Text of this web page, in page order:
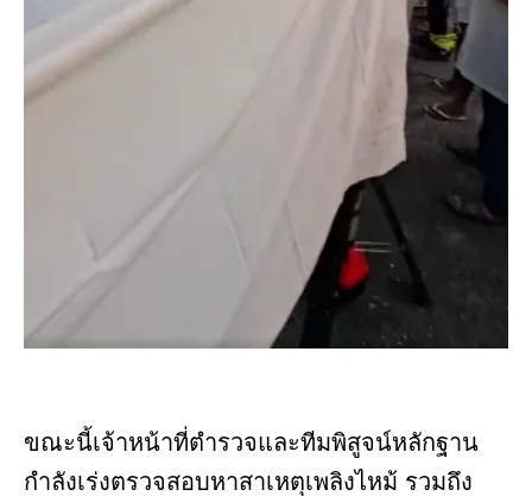
ขณะนี้เจ้าหน้าที่ตำรวจและทีมพิสูจน์หลักฐาน
กำลังเร่งตรวจสอบหาสาเหตุเพลิงไหม้ รวมถึง